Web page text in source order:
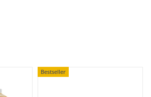
Bestseller